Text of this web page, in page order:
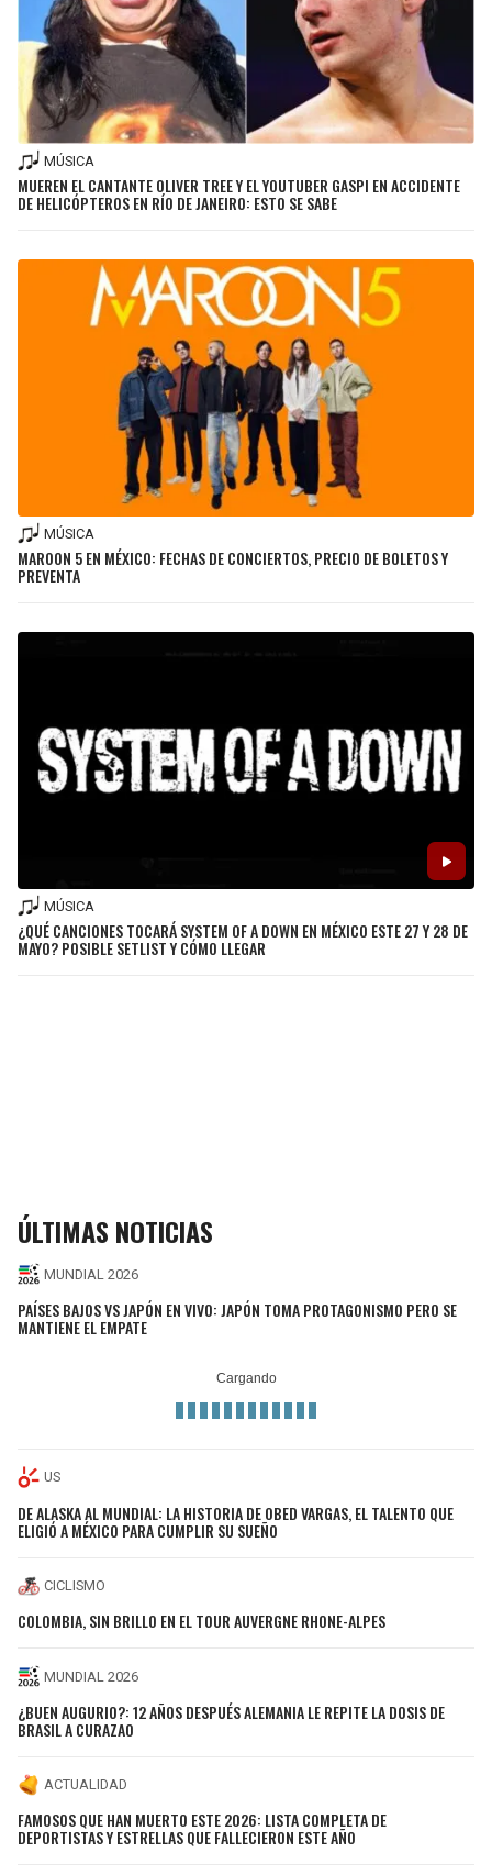
MÚSICA
MUEREN EL CANTANTE OLIVER TREE Y EL YOUTUBER GASPI EN ACCIDENTE
DE HELICÓPTEROS EN RÍO DE JANEIRO: ESTO SE SABE
MÚSICA
MAROON 5 EN MÉXICO: FECHAS DE CONCIERTOS, PRECIO DE BOLETOS Y
PREVENTA
MÚSICA
¿QUÉ CANCIONES TOCARÁ SYSTEM OF A DOWN EN MÉXICO ESTE 27 Y 28 DE
MAYO? POSIBLE SETLIST Y CÓMO LLEGAR
ÚLTIMAS NOTICIAS
MUNDIAL 2026
PAÍSES BAJOS VS JAPÓN EN VIVO: JAPÓN TOMA PROTAGONISMO PERO SE
MANTIENE EL EMPATE
US
DE ALASKA AL MUNDIAL: LA HISTORIA DE OBED VARGAS, EL TALENTO QUE
ELIGIÓ A MÉXICO PARA CUMPLIR SU SUEÑO
CICLISMO
COLOMBIA, SIN BRILLO EN EL TOUR AUVERGNE RHONE-ALPES
MUNDIAL 2026
¿BUEN AUGURIO?: 12 AÑOS DESPUÉS ALEMANIA LE REPITE LA DOSIS DE
BRASIL A CURAZAO
ACTUALIDAD
FAMOSOS QUE HAN MUERTO ESTE 2026: LISTA COMPLETA DE
DEPORTISTAS Y ESTRELLAS QUE FALLECIERON ESTE AÑO